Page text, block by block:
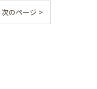
次のページ >